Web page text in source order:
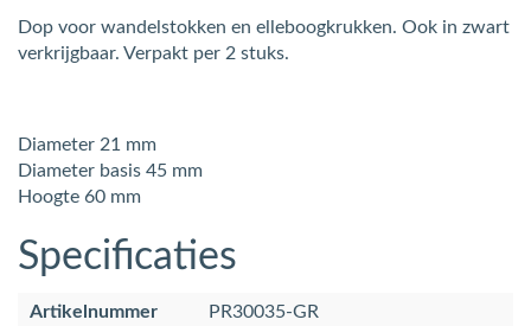
Dop voor wandelstokken en elleboogkrukken. Ook in zwart
verkrijgbaar. Verpakt per 2 stuks.
Diameter 21 mm
Diameter basis 45 mm
Hoogte 60 mm
Specificaties
Artikelnummer
PR30035-GR